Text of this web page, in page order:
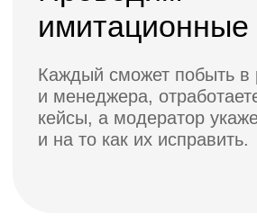
обработку своих персональных
данных в соответствии сполитикой
конфиденциальности.
Узнать больше